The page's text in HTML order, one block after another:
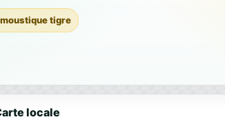
tigre
locale